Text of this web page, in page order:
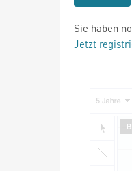
Sie haben
Jetzt